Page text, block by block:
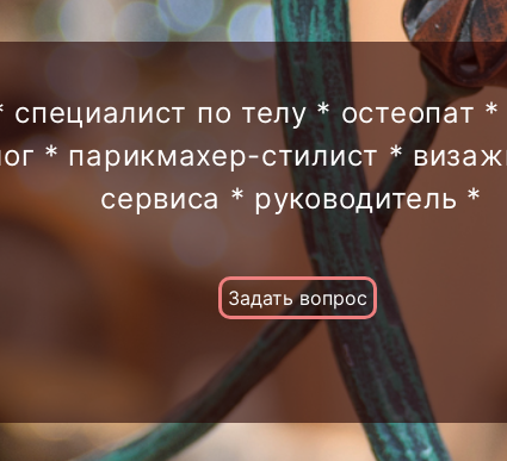
по телу * остеопат
* парикмахер-стилист *
сервиса * руководитель *
Задать вопрос